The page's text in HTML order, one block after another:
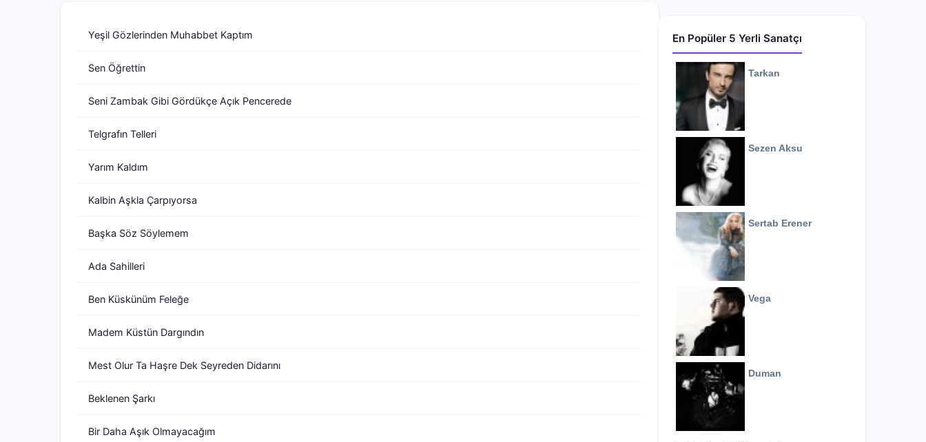
Yeşil Gözlerinden Muhabbet Kaptım
Sen Öğrettin
Seni Zambak Gibi Gördükçe Açık Pencerede
Telgrafın Telleri
Yarım Kaldım
Kalbin Aşkla Çarpıyorsa
Başka Söz Söylemem
Ada Sahilleri
Ben Küskünüm Feleğe
Madem Küstün Dargındın
Mest Olur Ta Haşre Dek Seyreden Didarını
Beklenen Şarkı
Bir Daha Aşık Olmayacağım
En Popüler 5 Yerli Sanatçı
Tarkan
Sezen Aksu
Sertab Erener
Vega
Duman